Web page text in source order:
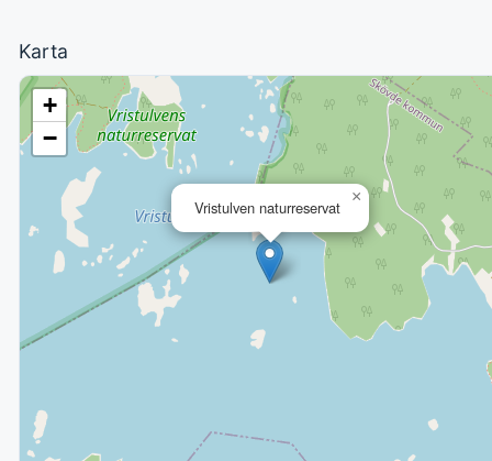
Karta
Vristulven naturreservat
×
+
−